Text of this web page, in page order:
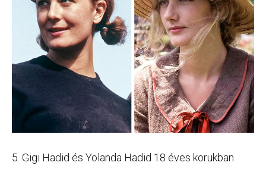
5. Gigi Hadid és Yolanda Hadid 18 éves korukban